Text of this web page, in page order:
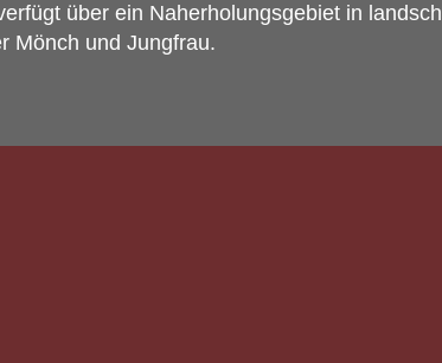
über ein Naherholungsgebiet in
Mönch und Jungfrau.